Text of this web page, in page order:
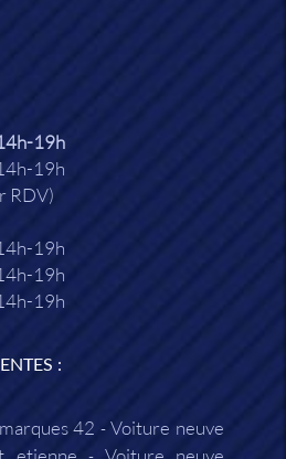
19h
19h
RDV)
19h
19h
19h
:
42
Voiture neuve